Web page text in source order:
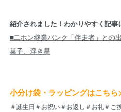
紹介されました！わかりやすく記事
■二ホン継業バンク「伴走者」との
菓子、浮き星
小分け袋・ラッピングはこちら
＃誕生日＃お祝い＃お返し＃お礼＃ご